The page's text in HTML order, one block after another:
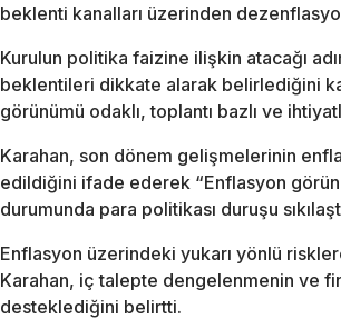
beklenti kanalları üzerinden
Kurulun politika faizine ilişkin atacağı
beklentileri dikkate alarak belirlediğini
görünümü odaklı, toplantı bazlı ve
Karahan, son dönem gelişmelerinin
edildiğini ifade ederek “Enflasyon
durumunda para politikası duruşu
Enflasyon üzerindeki yukarı yönlü
Karahan, iç talepte dengelenmenin ve
desteklediğini belirtti.